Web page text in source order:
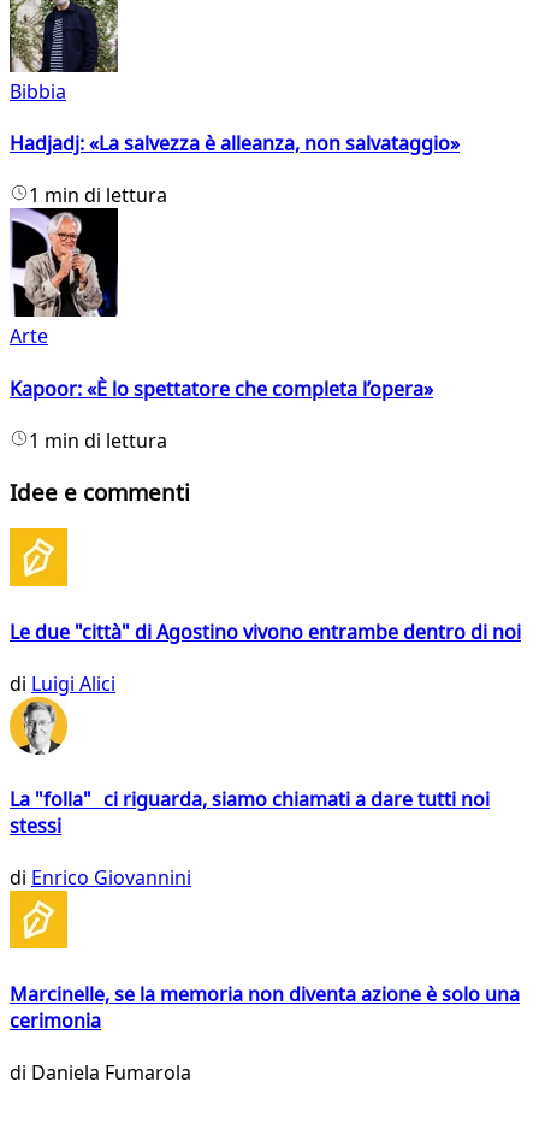
Bibbia
Hadjadj: «La salvezza è alleanza, non salvataggio»
1 min di lettura
Arte
Kapoor: «È lo spettatore che completa l’opera»
1 min di lettura
Idee e commenti
Le due "città" di Agostino vivono entrambe dentro di noi
di Luigi Alici
La "folla" ci riguarda, siamo chiamati a dare tutti noi
stessi
di Enrico Giovannini
Marcinelle, se la memoria non diventa azione è solo una
cerimonia
di Daniela Fumarola